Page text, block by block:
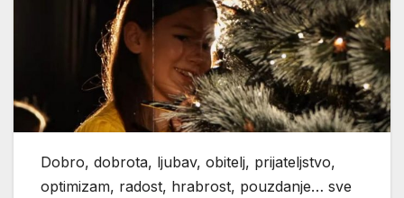
Dobro, dobrota, ljubav, obitelj, prijateljstvo,
optimizam, radost, hrabrost, pouzdanje… sve